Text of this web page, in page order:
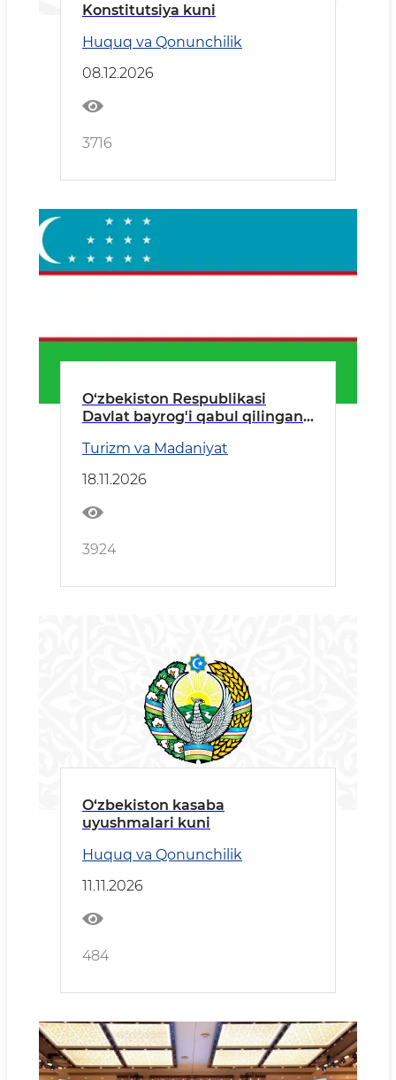
Konstitutsiya kuni
Huquq va Qonunchilik
08.12.2026
3716
O‘zbekiston Respublikasi
Davlat bаyrog'i qabul qilingan
Turizm va Madaniyat
18.11.2026
3924
O‘zbekiston kasaba
uyushmalari kuni
Huquq va Qonunchilik
11.11.2026
484